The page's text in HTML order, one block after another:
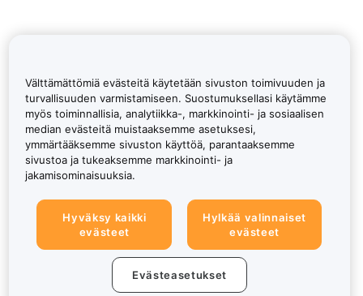
Välttämättömiä evästeitä käytetään sivuston toimivuuden ja
turvallisuuden varmistamiseen. Suostumuksellasi käytämme
myös toiminnallisia, analytiikka-, markkinointi- ja sosiaalisen
median evästeitä muistaaksemme asetuksesi,
ymmärtääksemme sivuston käyttöä, parantaaksemme
sivustoa ja tukeaksemme markkinointi- ja
jakamisominaisuuksia.
Hyväksy kaikki
evästeet
Hylkää valinnaiset
evästeet
Evästeasetukset